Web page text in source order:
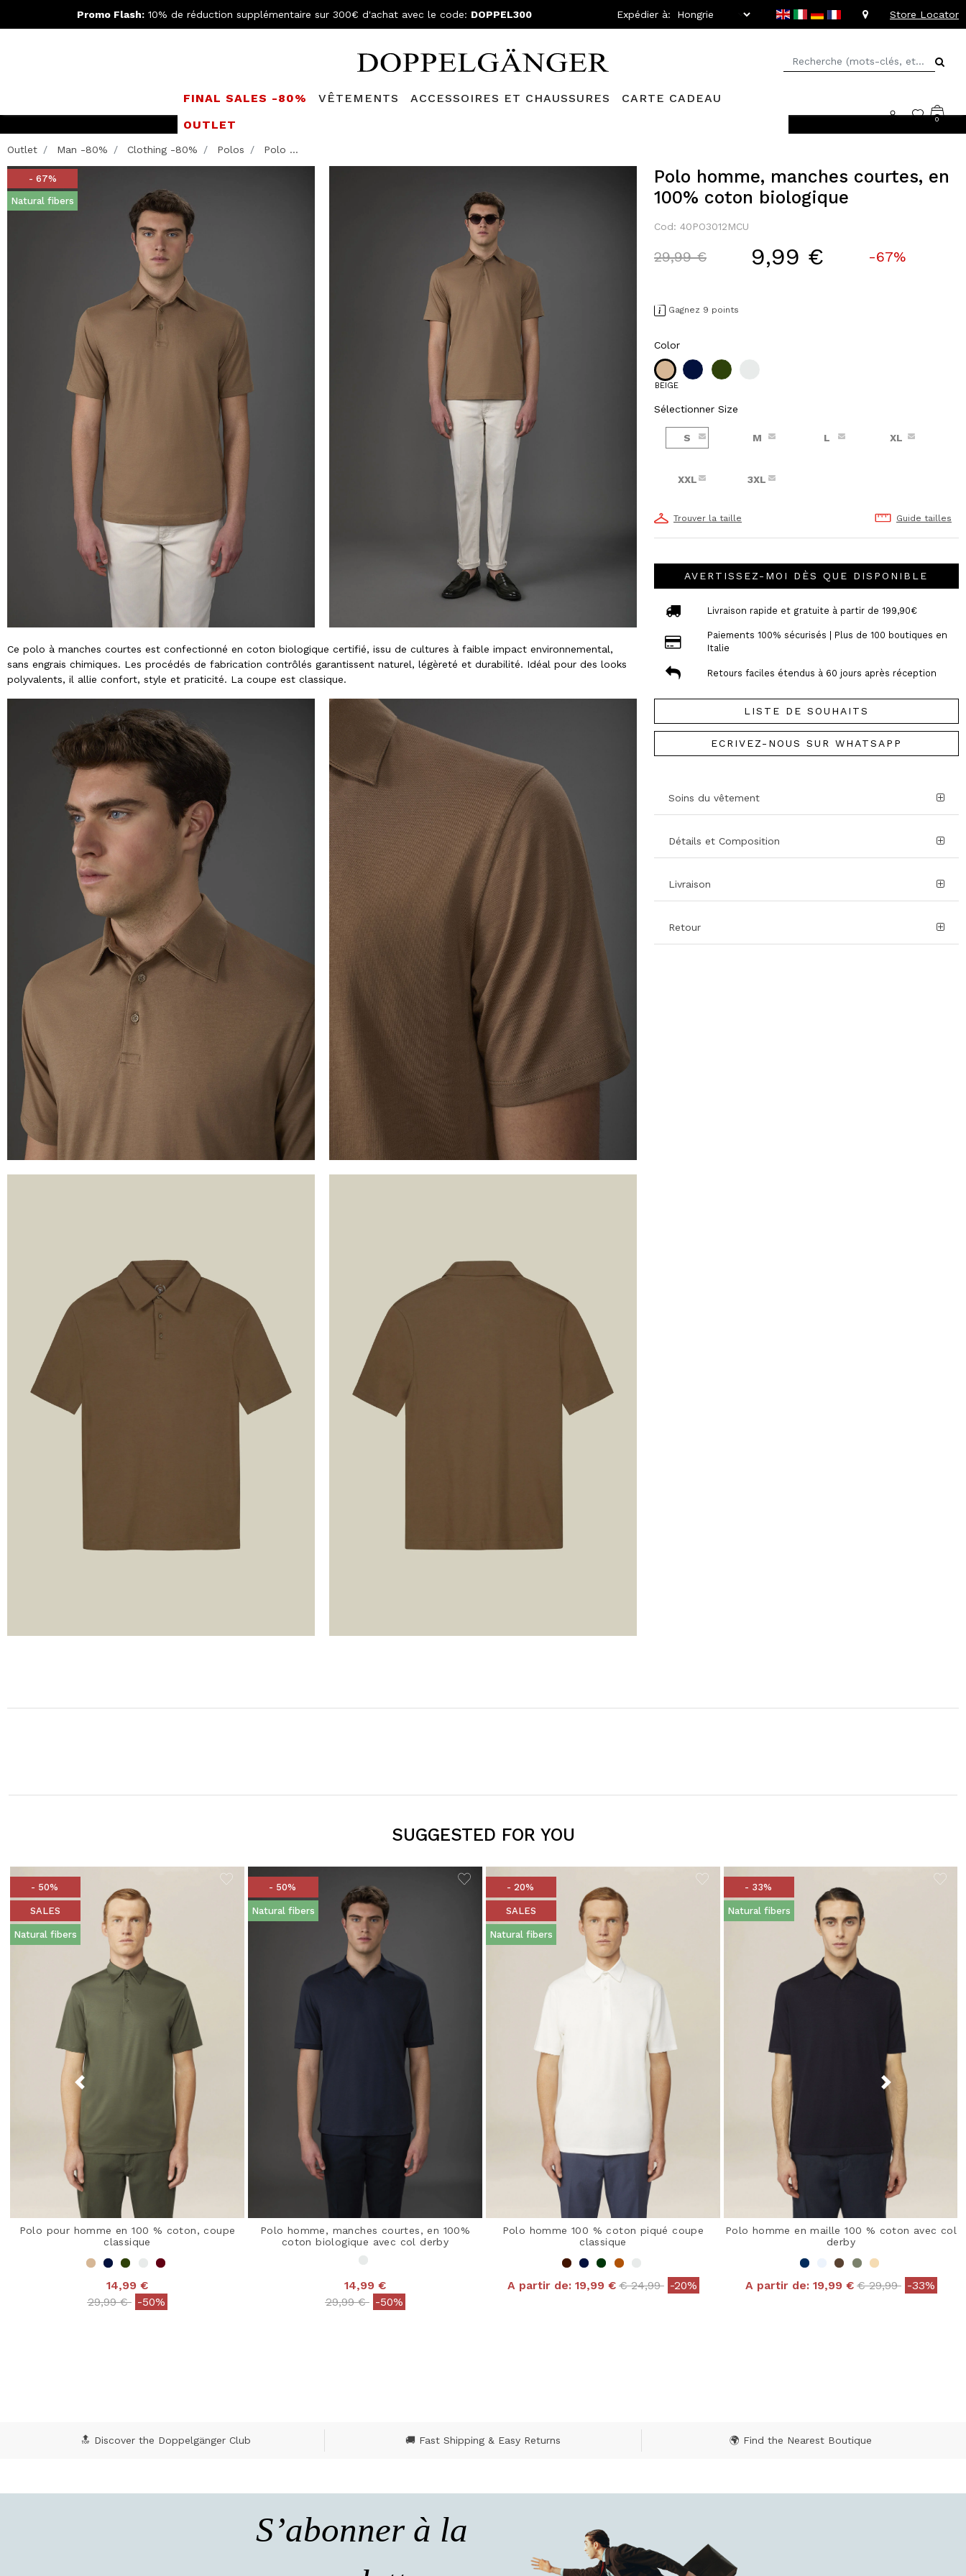
Promo Flash: 10% de réduction supplémentaire sur 300€ d'achat avec le code: DOPPEL300 Expédier à: Store Locator
FINAL SALES -80% VÊTEMENTS ACCESSOIRES ET CHAUSSURES
CARTE CADEAU
OUTLET
0
Rejoignez le
Outlet Man -80% Clothing -80% Polos Polo ...
- 67%
Natural fibers
Ce polo à manches courtes est confectionné en coton biologique certifié, issu de cultures à faible impact environnemental,
sans engrais chimiques. Les procédés de fabrication contrôlés garantissent naturel, légèreté et durabilité. Idéal pour des looks
polyvalents, il allie confort, style et praticité. La coupe est classique.
Polo homme, manches courtes, en
100% coton biologique
Cod: 40PO3012MCU
Price reduced from
29,99 €to 9,99 € -67%
Gagnez 9 points
Color
BEIGE
Sélectionner Size
S M L XL
XXL 3XL
Trouver la taille Guide tailles
AVERTISSEZ-MOI DÈS QUE DISPONIBLE
Livraison rapide et gratuite à partir de 199,90€
Paiements 100% sécurisés | Plus de 100 boutiques en
Italie
Retours faciles étendus à 60 jours après réception
LISTE DE SOUHAITS
ECRIVEZ-NOUS SUR WHATSAPP
Soins du vêtement
Détails et Composition
Livraison
Retour
SUGGESTED FOR YOU
- 50%
SALES
Natural fibers
Polo pour homme en 100 % coton, coupe
classique
14,99 €
Price reduced from
29,99 €to-50%
- 50%
Natural fibers
Polo homme, manches courtes, en 100%
coton biologique avec col derby
14,99 €
Price reduced from
29,99 €to-50%
- 20%
SALES
Natural fibers
Polo homme 100 % coton piqué coupe
classique
A partir de: 19,99 € Price reduced from
€ 24,99to-20%
- 33%
Natural fibers
Polo homme en maille 100 % coton avec col
derby
A partir de: 19,99 € Price reduced from
€ 29,99to-33%
🔝 Discover the Doppelgänger Club 🚚 Fast Shipping & Easy Returns 🌍 Find the Nearest Boutique
S’abonner à la